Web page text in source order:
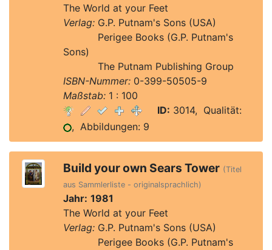
The World at your Feet
Verlag:G.P. Putnam's Sons (USA)
Perigee Books (G.P. Putnam's
Sons)
The Putnam Publishing Group
ISBN-Nummer:0-399-50505-9
Maßstab:1 : 100
ID: 3014, Qualität:
, Abbildungen: 9
Build your own Sears Tower (Titel
aus Sammlerliste - originalsprachlich)
Jahr: 1981
The World at your Feet
Verlag:G.P. Putnam's Sons (USA)
Perigee Books (G.P. Putnam's